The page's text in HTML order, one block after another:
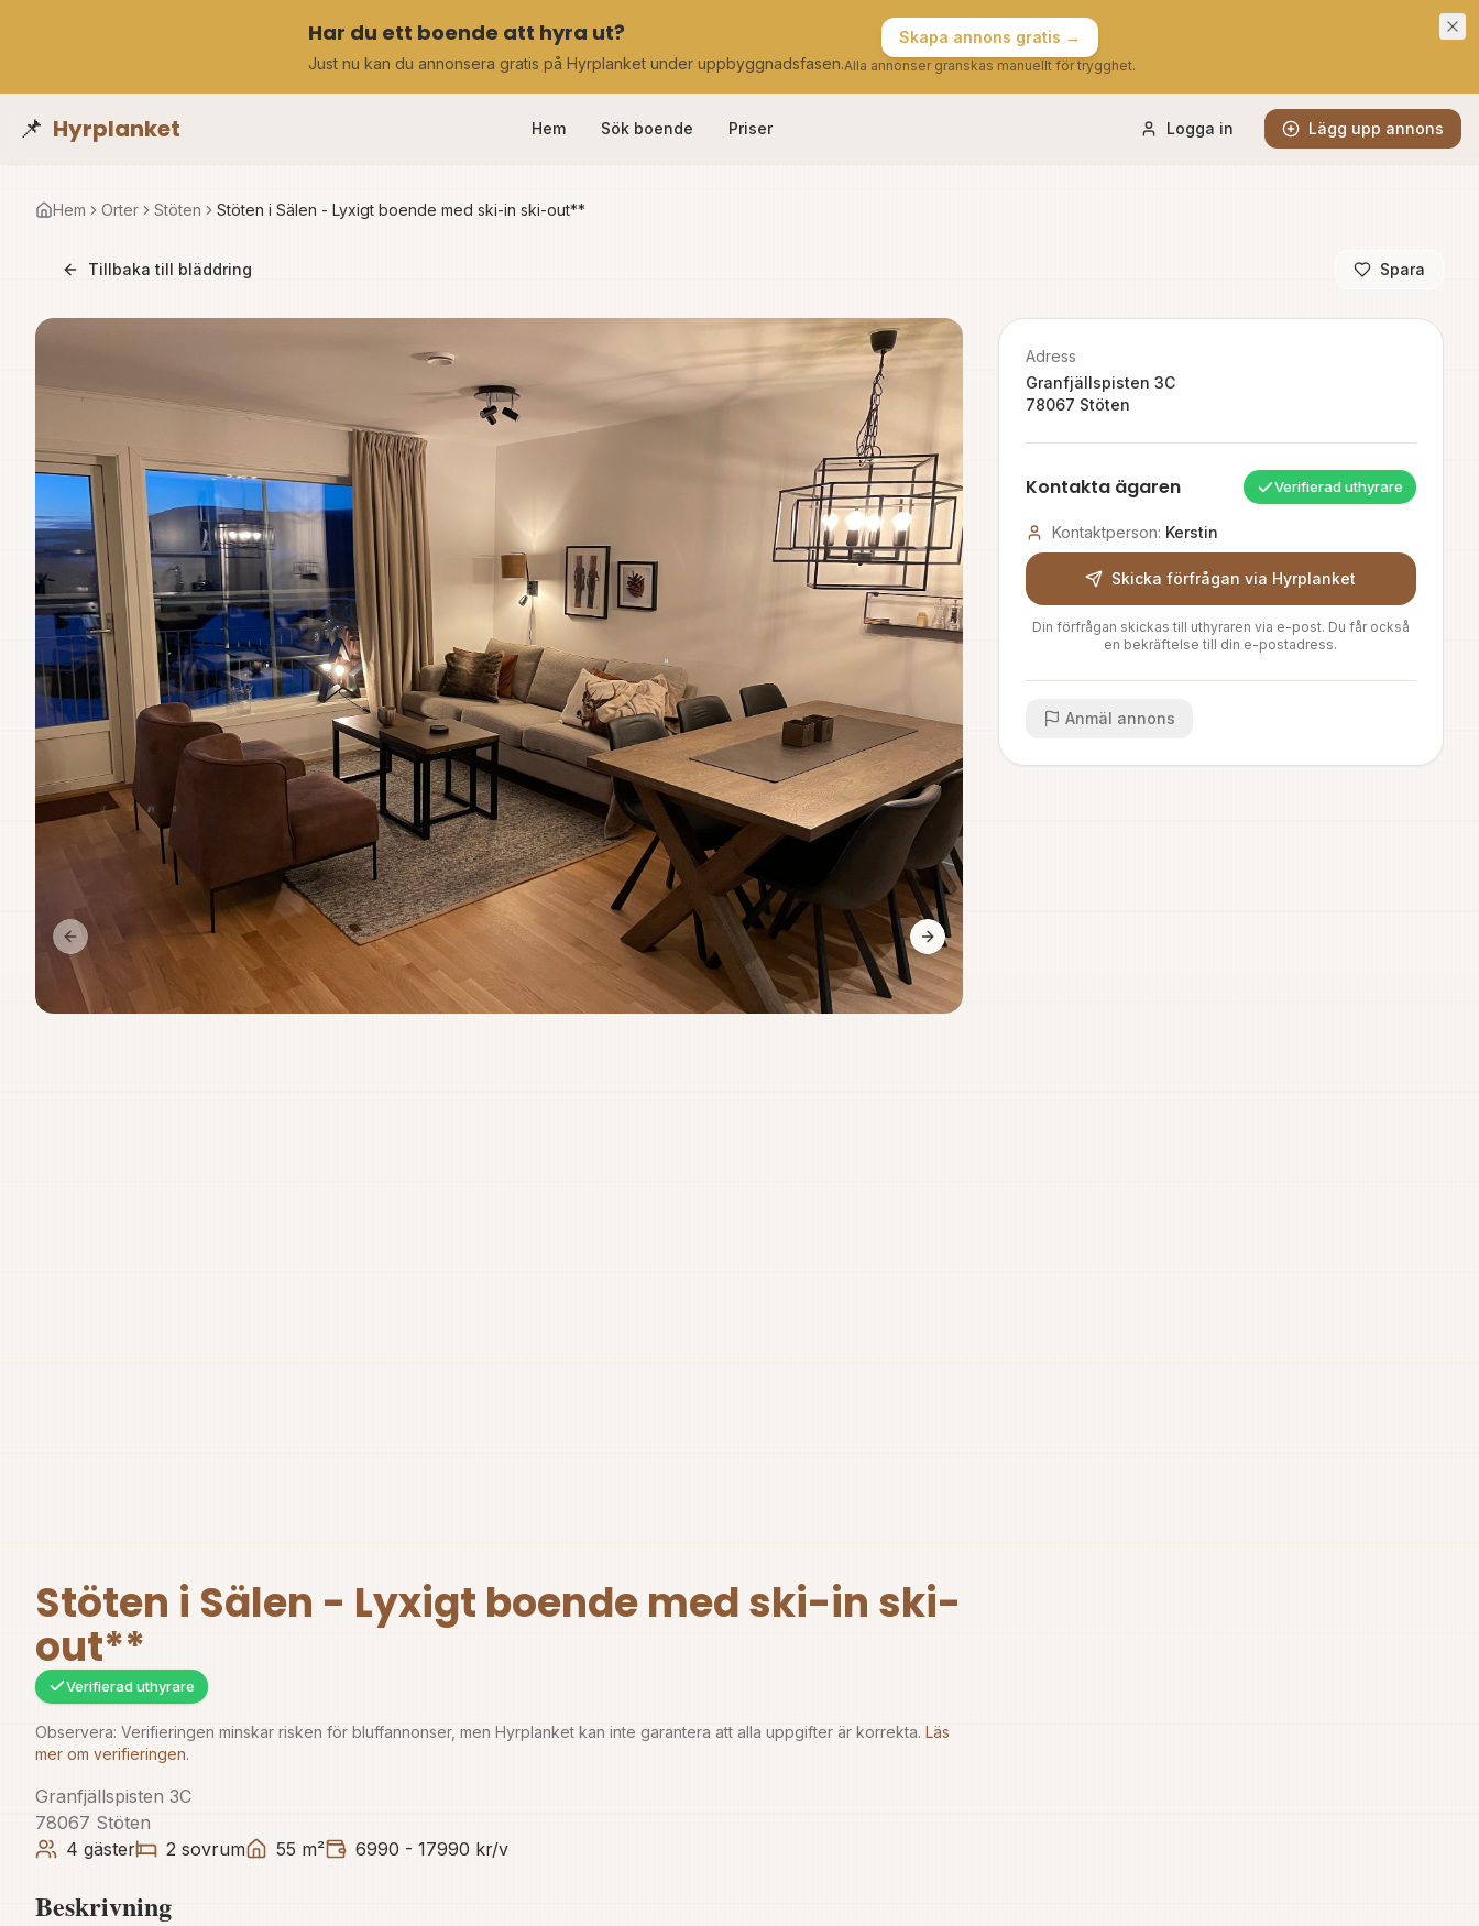
Har du ett boende att hyra ut?
Just nu kan du annonsera gratis på Hyrplanket under uppbyggnadsfasen.
Skapa annons gratis →
Alla annonser granskas manuellt för trygghet.
📌 Hyrplanket Hem Sök boende Priser Logga in Lägg upp annons
Hem Orter Stöten Stöten i Sälen - Lyxigt boende med ski-in ski-out**
Tillbaka till bläddring Spara
Previous slide Next slide
Stöten i Sälen - Lyxigt boende med ski-in ski-
out**
Verifierad uthyrare
Observera: Verifieringen minskar risken för bluffannonser, men Hyrplanket kan inte garantera att alla uppgifter är korrekta. Läs
mer om verifieringen.
Granfjällspisten 3C
78067 Stöten
4 gäster 2 sovrum 55 m² 6990 - 17990 kr/v
Beskrivning
Adress
Granfjällspisten 3C
78067 Stöten
Kontakta ägaren Verifierad uthyrare
Kontaktperson: Kerstin
Skicka förfrågan via Hyrplanket
Din förfrågan skickas till uthyraren via e-post. Du får också
en bekräftelse till din e-postadress.
Anmäl annons